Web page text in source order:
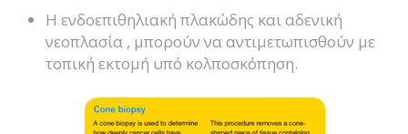
Η ενδοεπιθηλιακή πλακώδης και αδενική
νεοπλασία , μπορούν να αντιμετωπισθούν με
τοπική εκτομή υπό κολποσκόπηση.